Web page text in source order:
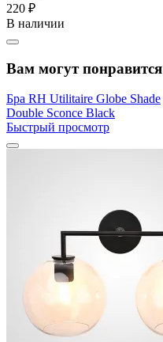
220 ₽
В наличии
Вам могут понравится
Бра RH Utilitaire Globe Shade
Double Sconce Black
Быстрый просмотр